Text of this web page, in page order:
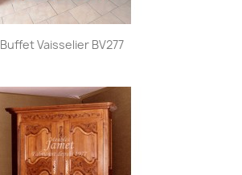
Buffet Vaisselier BV277